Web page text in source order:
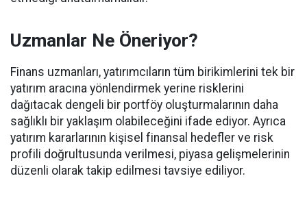
Uzmanlar Ne Öneriyor?
Finans uzmanları, yatırımcıların tüm birikimlerini tek bir
yatırım aracına yönlendirmek yerine risklerini
dağıtacak dengeli bir portföy oluşturmalarının daha
sağlıklı bir yaklaşım olabileceğini ifade ediyor. Ayrıca
yatırım kararlarının kişisel finansal hedefler ve risk
profili doğrultusunda verilmesi, piyasa gelişmelerinin
düzenli olarak takip edilmesi tavsiye ediliyor.